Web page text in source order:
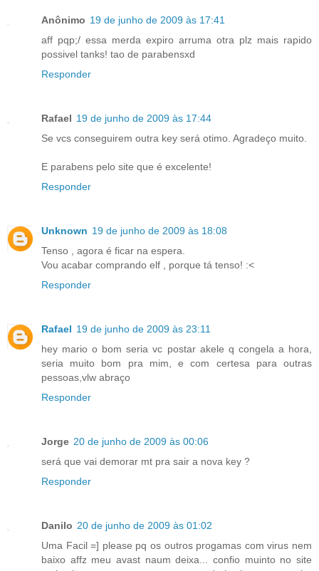
Anônimo 19 de junho de 2009 às 17:41
aff pqp;/ essa merda expiro arruma otra plz mais rapido
possivel tanks! tao de parabensxd
Responder
Rafael 19 de junho de 2009 às 17:44
Se vcs conseguirem outra key será otimo. Agradeço muito.
E parabens pelo site que é excelente!
Responder
Unknown 19 de junho de 2009 às 18:08
Tenso , agora é ficar na espera.
Vou acabar comprando elf , porque tá tenso! :<
Responder
Rafael 19 de junho de 2009 às 23:11
hey mario o bom seria vc postar akele q congela a hora,
seria muito bom pra mim, e com certesa para outras
pessoas,vlw abraço
Responder
Jorge 20 de junho de 2009 às 00:06
será que vai demorar mt pra sair a nova key ?
Responder
Danilo 20 de junho de 2009 às 01:02
Uma Facil =] please pq os outros progamas com virus nem
baixo affz meu avast naum deixa... confio muinto no site